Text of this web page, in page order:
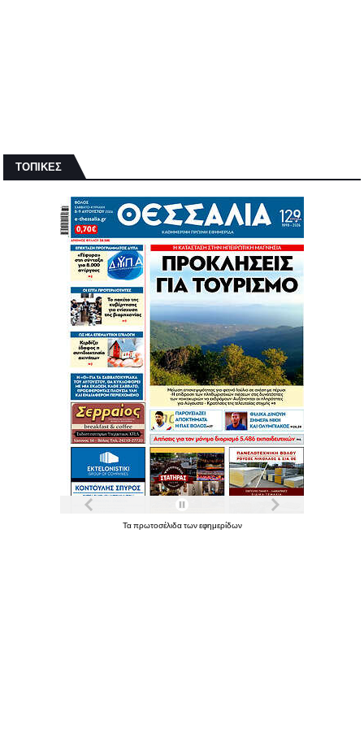
ΤΟΠΙΚΕΣ
Ταπρωτοσέλιδατωνεφημερίδων